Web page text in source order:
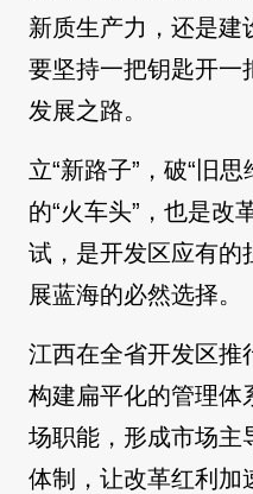
新质生产力，还是建
要坚持一把钥匙开一
发展之路。
立“新路子”，破“旧
的“火车头”，也是改
试，是开发区应有的
展蓝海的必然选择。
江西在全省开发区推
构建扁平化的管理体
场职能，形成市场主
体制，让改革红利加